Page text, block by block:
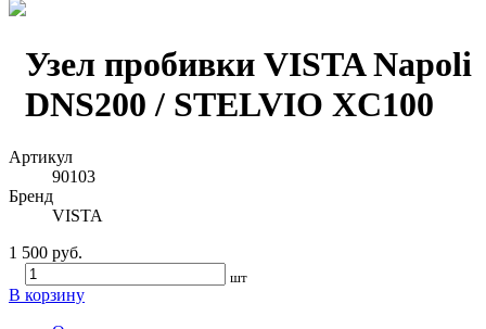
Узел пробивки VISTA Napoli
DNS200 / STELVIO XC100
Артикул
90103
Бренд
VISTA
1 500 руб.
шт
В корзину